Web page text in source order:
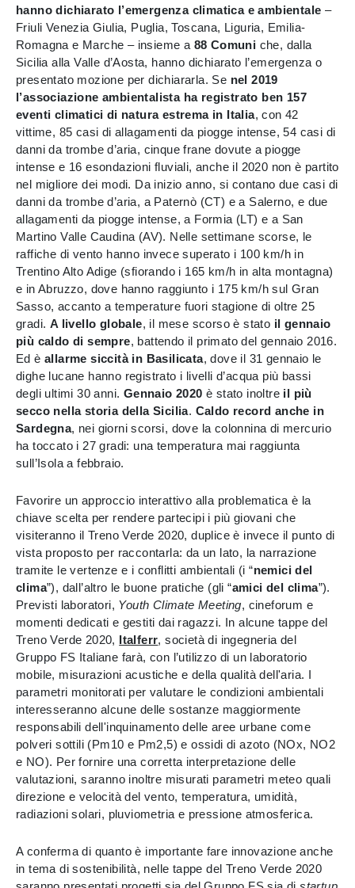
hanno dichiarato l’emergenza climatica e ambientale –
Friuli Venezia Giulia, Puglia, Toscana, Liguria, Emilia-
Romagna e Marche – insieme a 88 Comuni che, dalla
Sicilia alla Valle d’Aosta, hanno dichiarato l’emergenza o
presentato mozione per dichiararla. Se nel 2019
l’associazione ambientalista ha registrato ben 157
eventi climatici di natura estrema in Italia, con 42
vittime, 85 casi di allagamenti da piogge intense, 54 casi di
danni da trombe d’aria, cinque frane dovute a piogge
intense e 16 esondazioni fluviali, anche il 2020 non è partito
nel migliore dei modi. Da inizio anno, si contano due casi di
danni da trombe d’aria, a Paternò (CT) e a Salerno, e due
allagamenti da piogge intense, a Formia (LT) e a San
Martino Valle Caudina (AV). Nelle settimane scorse, le
raffiche di vento hanno invece superato i 100 km/h in
Trentino Alto Adige (sfiorando i 165 km/h in alta montagna)
e in Abruzzo, dove hanno raggiunto i 175 km/h sul Gran
Sasso, accanto a temperature fuori stagione di oltre 25
gradi. A livello globale, il mese scorso è stato il gennaio
più caldo di sempre, battendo il primato del gennaio 2016.
Ed è allarme siccità in Basilicata, dove il 31 gennaio le
dighe lucane hanno registrato i livelli d’acqua più bassi
degli ultimi 30 anni. Gennaio 2020 è stato inoltre il più
secco nella storia della Sicilia. Caldo record anche in
Sardegna, nei giorni scorsi, dove la colonnina di mercurio
ha toccato i 27 gradi: una temperatura mai raggiunta
sull’Isola a febbraio.
Favorire un approccio interattivo alla problematica è la
chiave scelta per rendere partecipi i più giovani che
visiteranno il Treno Verde 2020, duplice è invece il punto di
vista proposto per raccontarla: da un lato, la narrazione
tramite le vertenze e i conflitti ambientali (i “nemici del
clima”), dall’altro le buone pratiche (gli “amici del clima”).
Previsti laboratori, Youth Climate Meeting, cineforum e
momenti dedicati e gestiti dai ragazzi. In alcune tappe del
Treno Verde 2020, Italferr, società di ingegneria del
Gruppo FS Italiane farà, con l’utilizzo di un laboratorio
mobile, misurazioni acustiche e della qualità dell'aria. I
parametri monitorati per valutare le condizioni ambientali
interesseranno alcune delle sostanze maggiormente
responsabili dell'inquinamento delle aree urbane come
polveri sottili (Pm10 e Pm2,5) e ossidi di azoto (NOx, NO2
e NO). Per fornire una corretta interpretazione delle
valutazioni, saranno inoltre misurati parametri meteo quali
direzione e velocità del vento, temperatura, umidità,
radiazioni solari, pluviometria e pressione atmosferica.
A conferma di quanto è importante fare innovazione anche
in tema di sostenibilità, nelle tappe del Treno Verde 2020